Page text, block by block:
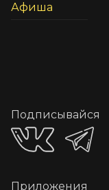
Афиша
Подписывайся
Приложения